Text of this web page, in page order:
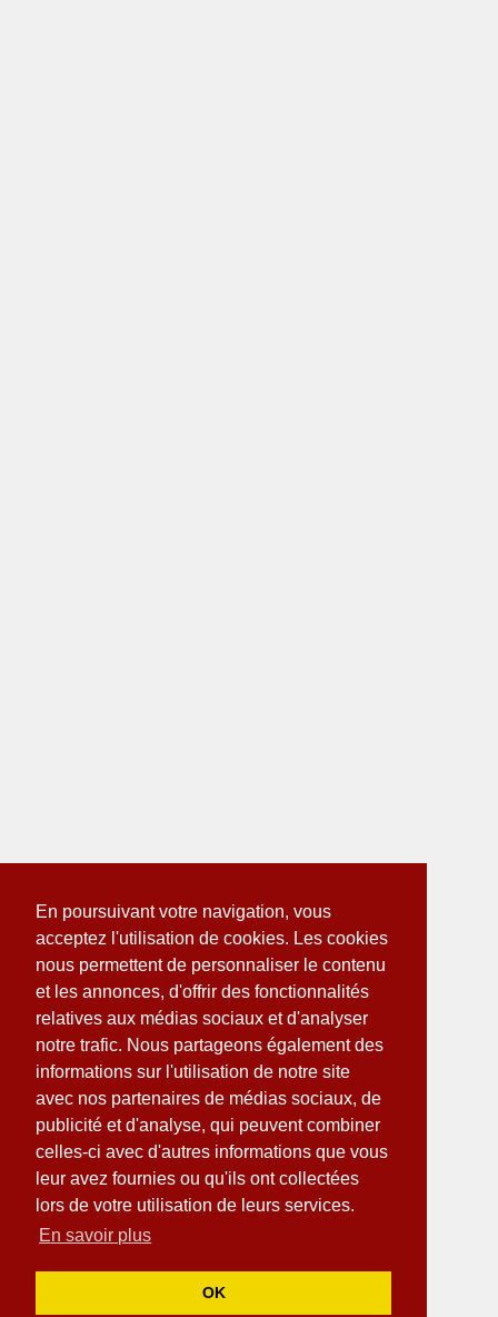
En poursuivant votre navigation, vous
acceptez l'utilisation de cookies. Les cookies
nous permettent de personnaliser le contenu
et les annonces, d'offrir des fonctionnalités
relatives aux médias sociaux et d'analyser
notre trafic. Nous partageons également des
informations sur l'utilisation de notre site
avec nos partenaires de médias sociaux, de
publicité et d'analyse, qui peuvent combiner
celles-ci avec d'autres informations que vous
leur avez fournies ou qu'ils ont collectées
lors de votre utilisation de leurs services.
En savoir plus
OK